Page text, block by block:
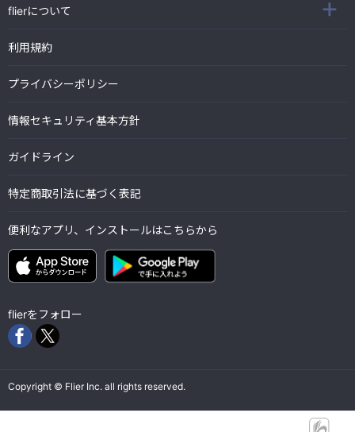
flierについて
利用規約
プライバシーポリシー
情報セキュリティ基本方針
ガイドライン
特定商取引法に基づく表記
便利なアプリ、インストールはこちらから
flierをフォロー
Copyright © Flier Inc. all rights reserved.